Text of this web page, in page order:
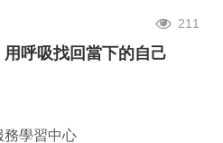
211
呼吸找回當下的自己
務學習中心